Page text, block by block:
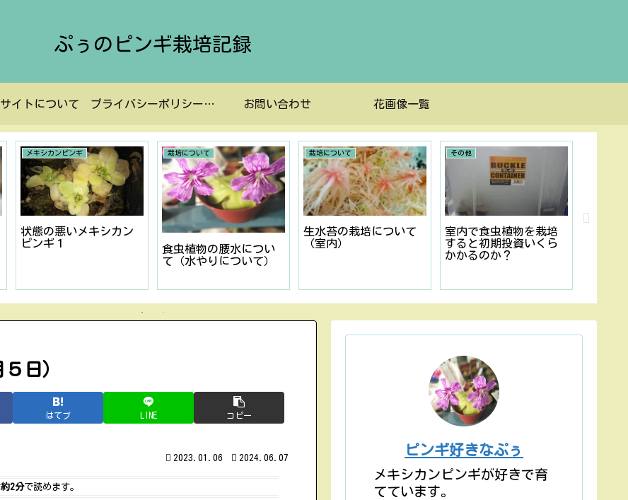
ぷぅのピンギ栽培記録
イトについて プライバシーポリシーなど お問い合わせ 花画像一覧
メキシカンピンギ
状態の悪いメキシカン
ピンギ１
栽培について
食虫植物の腰水につい
て（水やりについて）
栽培について
生水苔の栽培について
（室内）
その他
室内で食虫植物を栽培
すると初期投資いくら
かかるのか？
日）
はてブ LINE コピー
2023.01.06 2024.06.07
約2分で読めます。
ピンギ好きなぷぅ
メキシカンピンギが好きで育
てています。